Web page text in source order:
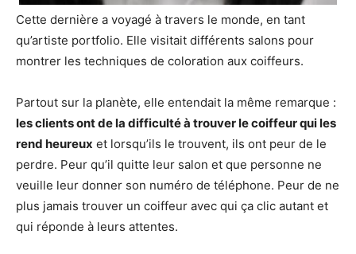
Cette dernière a voyagé à travers le monde, en tant
qu’artiste portfolio. Elle visitait différents salons pour
montrer les techniques de coloration aux coiffeurs.
Partout sur la planète, elle entendait la même remarque :
les clients ont de la difficulté à trouver le coiffeur qui les
rend heureux et lorsqu’ils le trouvent, ils ont peur de le
perdre. Peur qu’il quitte leur salon et que personne ne
veuille leur donner son numéro de téléphone. Peur de ne
plus jamais trouver un coiffeur avec qui ça clic autant et
qui réponde à leurs attentes.